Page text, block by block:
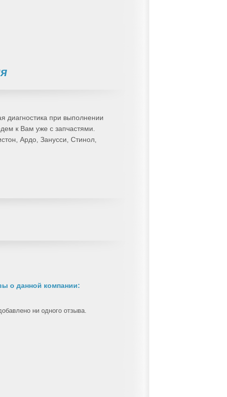
диагностика при выполнении
к Вам уже с запчастями.
Ардо, Занусси, Стинол,
о данной компании:
ни одного отзыва.